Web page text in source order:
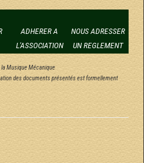
ADHERER A
L'ASSOCIATION
NOUS ADRESSER
UN REGLEMENT
Musique Mécanique
des documents présentés est formellement